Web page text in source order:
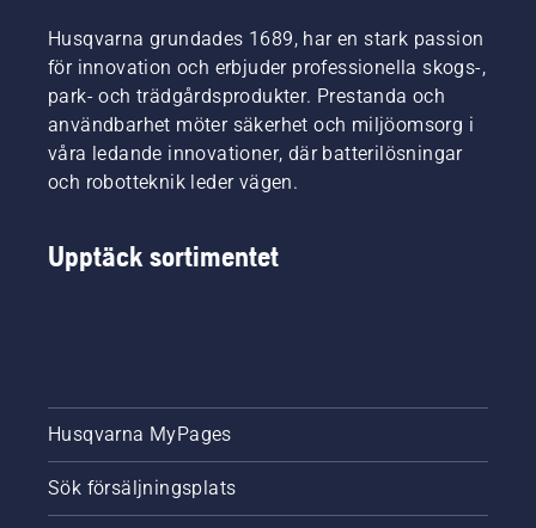
montera
klippaggregatet
eller
tillbehöret
på
gräsklipparen
och det
minuter.
Fjädern
som
spänner
upp
Husqvarna grundades 1689, har en stark passion
för innovation och erbjuder professionella skogs-,
park- och trädgårdsprodukter. Prestanda och
användbarhet möter säkerhet och miljöomsorg i
våra ledande innovationer, där batterilösningar
och robotteknik leder vägen.
Upptäck sortimentet
Husqvarna MyPages
Sök försäljningsplats